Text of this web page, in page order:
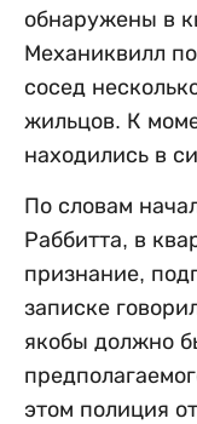
обнаружены в
Механиквилл
сосед
жильцов. К
находились в
По словам
Раббитта, в
признание,
записке
якобы должно
этом полиция